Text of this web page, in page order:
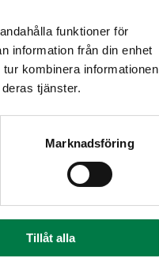
funktioner för
information från din enhet
kombinera informationen
tjänster.
Marknadsföring
Tillåt alla